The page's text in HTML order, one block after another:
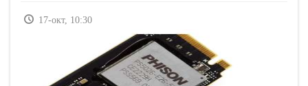
17-окт, 10:30